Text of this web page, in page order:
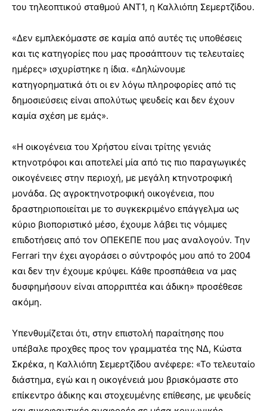
του τηλεοπτικού σταθμού ΑΝΤ1, η Καλλιόπη Σεμερτζίδου.
«Δεν εμπλεκόμαστε σε καμία από αυτές τις υποθέσεις
και τις κατηγορίες που μας προσάπτουν τις τελευταίες
ημέρες» ισχυρίστηκε η ίδια. «Δηλώνουμε
κατηγορηματικά ότι οι εν λόγω πληροφορίες από τις
δημοσιεύσεις είναι απολύτως ψευδείς και δεν έχουν
καμία σχέση με εμάς».
«Η οικογένεια του Χρήστου είναι τρίτης γενιάς
κτηνοτρόφοι και αποτελεί μία από τις πιο παραγωγικές
οικογένειες στην περιοχή, με μεγάλη κτηνοτροφική
μονάδα. Ως αγροκτηνοτροφική οικογένεια, που
δραστηριοποιείται με το συγκεκριμένο επάγγελμα ως
κύριο βιοποριστικό μέσο, έχουμε λάβει τις νόμιμες
επιδοτήσεις από τον ΟΠΕΚΕΠΕ που μας αναλογούν. Την
Ferrari την έχει αγοράσει ο σύντροφός μου από το 2004
και δεν την έχουμε κρύψει. Κάθε προσπάθεια να μας
δυσφημήσουν είναι απορριπτέα και άδικη» προσέθεσε
ακόμη.
Υπενθυμίζεται ότι, στην επιστολή παραίτησης που
υπέβαλε προχθες προς τον γραμματέα της ΝΔ, Κώστα
Σκρέκα, η Καλλιόπη Σεμερτζίδου ανέφερε: «Το τελευταίο
διάστημα, εγώ και η οικογένειά μου βρισκόμαστε στο
επίκεντρο άδικης και στοχευμένης επίθεσης, με ψευδείς